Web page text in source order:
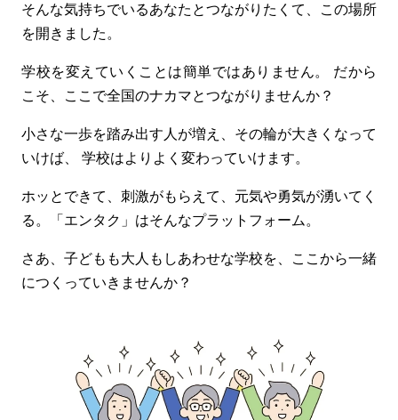
そんな気持ちでいるあなたとつながりたくて、この場所
を開きました。
学校を変えていくことは簡単ではありません。
だから
こそ、ここで全国のナカマとつながりませんか？
小さな一歩を踏み出す人が増え、その輪が大きくなって
いけば、
学校はよりよく変わっていけます。
ホッとできて、刺激がもらえて、元気や勇気が湧いてく
る。
「エンタク」はそんなプラットフォーム。
さあ、子どもも大人もしあわせな学校を、ここから一緒
につくっていきませんか？